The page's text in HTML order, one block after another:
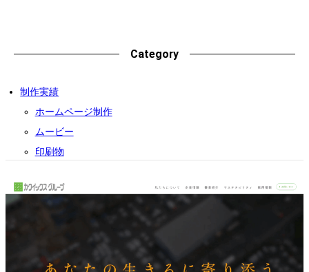
Category
制作実績
ホームページ制作
ムービー
印刷物